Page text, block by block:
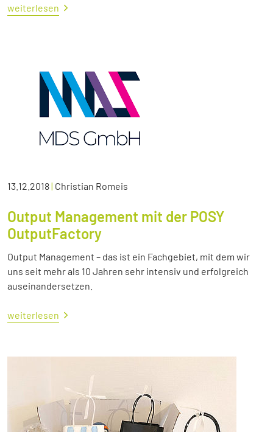
weiterlesen
13.12.2018| Christian Romeis
Output Management mit der POSY
OutputFactory
Output Management – das ist ein Fachgebiet, mit dem wir
uns seit mehr als 10 Jahren sehr intensiv und erfolgreich
auseinandersetzen.
weiterlesen